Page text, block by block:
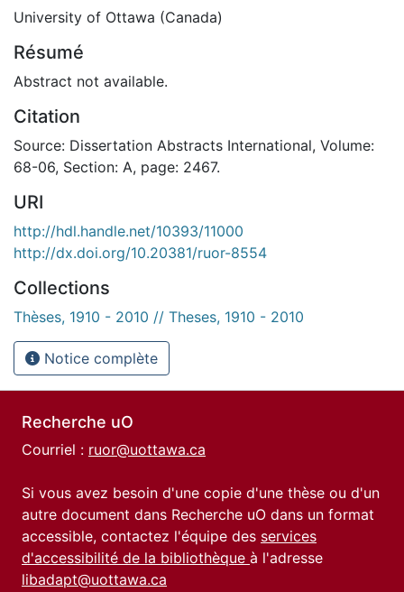
University of Ottawa (Canada)
Résumé
Abstract not available.
Citation
Source: Dissertation Abstracts International, Volume:
68-06, Section: A, page: 2467.
URI
http://hdl.handle.net/10393/11000
http://dx.doi.org/10.20381/ruor-8554
Collections
Thèses, 1910 - 2010 // Theses, 1910 - 2010
Notice complète
Recherche uO
Courriel : ruor@uottawa.ca
Si vous avez besoin d'une copie d'une thèse ou d'un
autre document dans Recherche uO dans un format
accessible, contactez l'équipe des services
d'accessibilité de la bibliothèque à l'adresse
libadapt@uottawa.ca